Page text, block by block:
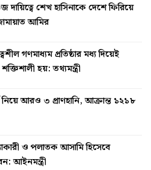
শেখ হাসিনাকে দেশে ফিরিয়ে
আমির
গণমাধ্যম প্রতিষ্ঠার মধ্য দিয়েই
হয়: তথ্যমন্ত্রী
নিয়ে আরও ৩ প্রাণহানি, আক্রান্ত ১২১৮
ও পলাতক আসামি হিসেবে
আইনমন্ত্রী